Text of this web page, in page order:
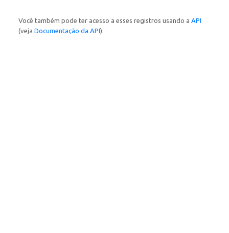
Você também pode ter acesso a esses registros usando a API
(veja Documentação da API).